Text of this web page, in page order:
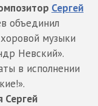
Сергей
объединил
музыки
Невский».
в исполнении
Сергей